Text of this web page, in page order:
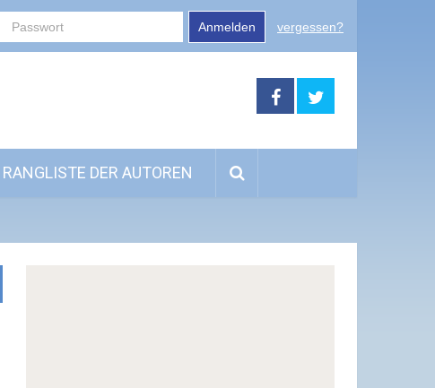
Anmelden vergessen?
RANGLISTE DER AUTOREN